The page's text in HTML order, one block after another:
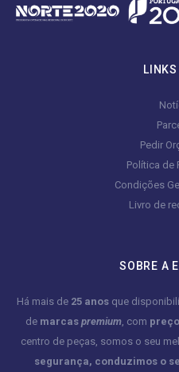
LINKS
Pedir
Política de
Condições
Livro de
SOBRE A
Há mais de 25 anosque
de marcas premium, com
centro de peças, somos o seu
segurança, conduzimos o